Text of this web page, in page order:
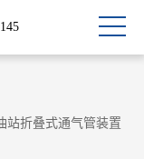
站折叠式通气管装置